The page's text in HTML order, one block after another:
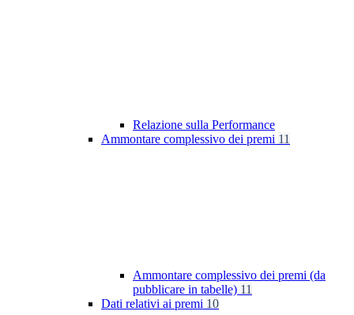
Relazione sulla Performance
Ammontare complessivo dei premi 11
Ammontare complessivo dei premi (da
pubblicare in tabelle) 11
Dati relativi ai premi 10